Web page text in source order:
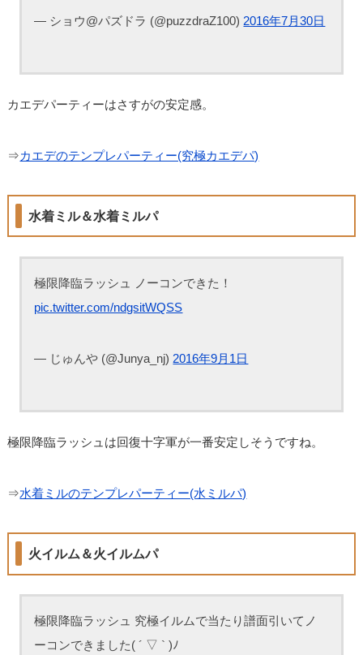
— ショウ@パズドラ (@puzzdraZ100) 2016年7月30日
カエデパーティーはさすがの安定感。
⇒カエデのテンプレパーティー(究極カエデパ)
水着ミル＆水着ミルパ
極限降臨ラッシュ ノーコンできた！
pic.twitter.com/ndgsitWQSS
— じゅんや (@Junya_nj) 2016年9月1日
極限降臨ラッシュは回復十字軍が一番安定しそうですね。
⇒水着ミルのテンプレパーティー(水ミルパ)
火イルム＆火イルムパ
極限降臨ラッシュ 究極イルムで当たり譜面引いてノ
ーコンできました( ´ ▽ ` )ﾉ